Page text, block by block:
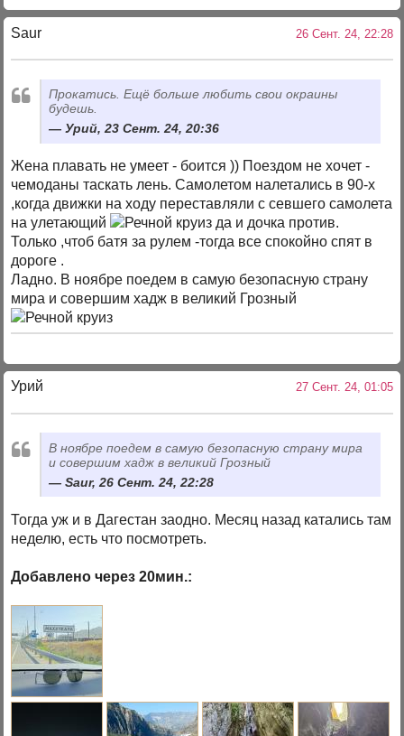
Saur 26 Сент. 24, 22:28
Прокатись. Ещё больше любить свои окраины
будешь.
Урий, 23 Сент. 24, 20:36
Жена плавать не умеет - боится )) Поездом не хочет -
чемоданы таскать лень. Самолетом налетались в 90-х
,когда движки на ходу переставляли с севшего самолета
на улетающий
да и дочка против.
Только ,чтоб батя за рулем -тогда все спокойно спят в
дороге .
Ладно. В ноябре поедем в самую безопасную страну
мира и совершим хадж в великий Грозный
Урий 27 Сент. 24, 01:05
В ноябре поедем в самую безопасную страну мира
и совершим хадж в великий Грозный
Saur, 26 Сент. 24, 22:28
Тогда уж и в Дагестан заодно. Месяц назад катались там
неделю, есть что посмотреть.
Добавлено через 20мин.: